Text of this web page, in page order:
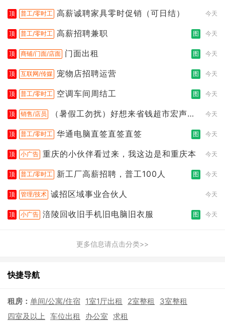
顶 普工/零时工 高薪诚聘家具零时促销（可日结） 今天
顶 普工/零时工 高薪招聘兼职 图 今天
顶 商铺/门面/店面 门面出租 图 今天
顶 互联网/传媒 宠物店招聘运营 图 今天
顶 普工/零时工 空调车间周结工 图 今天
顶 销售/店员
（暑假工勿扰）好想来省钱超市宏声桥
今天
顶 普工/零时工 华通电脑直签直签直签 图 今天
顶 小广告 重庆的小伙伴看过来，我这边是和重庆本 今天
顶 普工/零时工 新工厂高薪招聘，普工100人 图 今天
顶 管理/技术 诚招区域事业合伙人 今天
顶 小广告 涪陵回收旧手机旧电脑旧衣服 图 今天
更多信息请点击分类>>
快捷导航
租房： 单间/公寓/住宿 1室1厅出租 2室整租
3室整租
四室及以上 车位出租 办公室 求租